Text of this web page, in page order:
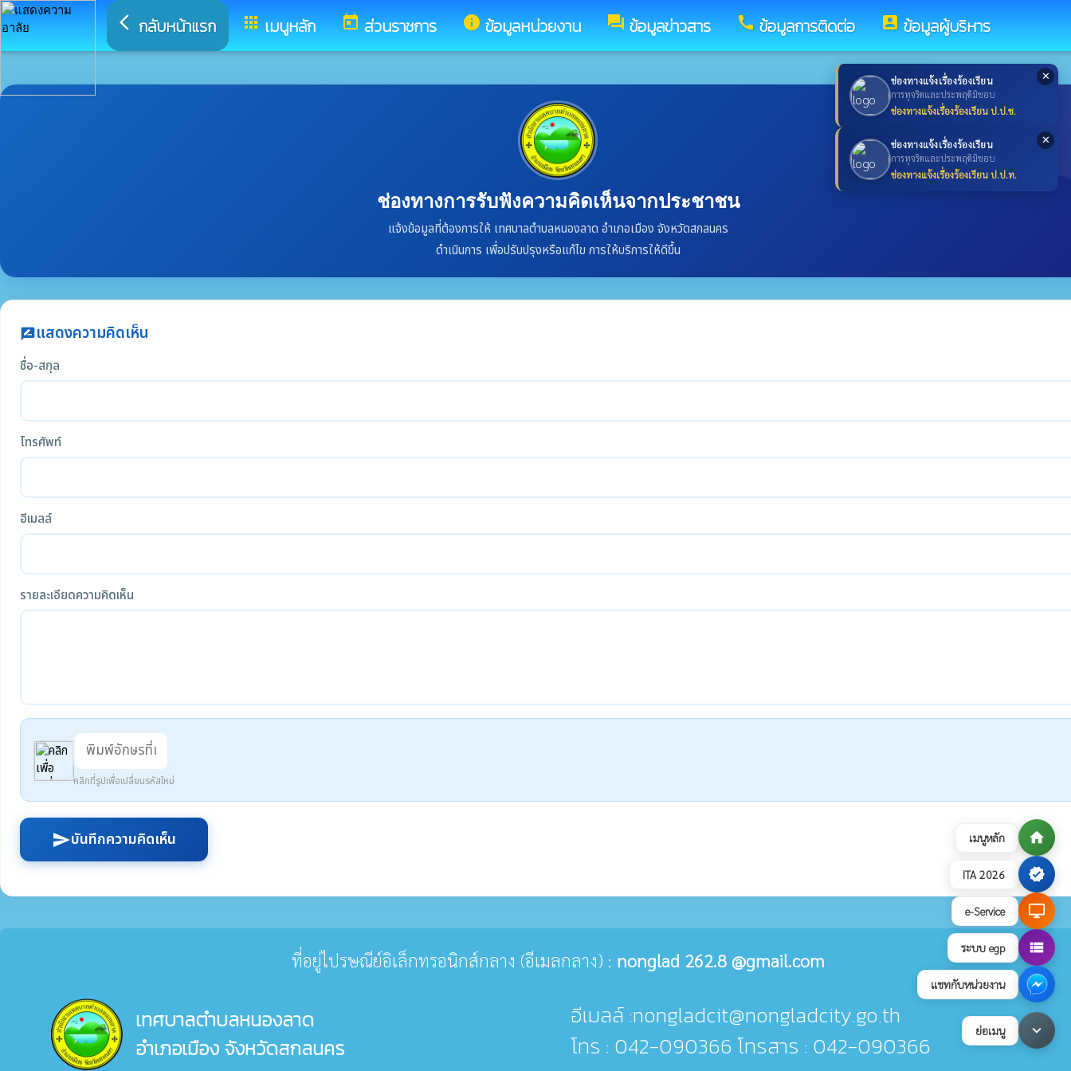
เมนูหลัก home
ITA 2026 verified
e-Service desktop_windows
ระบบ egp view_list
แชทกับหน่วยงาน
ย่อเมนู keyboard_arrow_down
✕
ช่องทางแจ้งเรื่องร้องเรียน
การทุจริตและประพฤติมิชอบ
ช่องทางแจ้งเรื่องร้องเรียน ป.ป.ช.
✕
ช่องทางแจ้งเรื่องร้องเรียน
การทุจริตและประพฤติมิชอบ
ช่องทางแจ้งเรื่องร้องเรียน ป.ป.ท.
arrow_back_ios กลับหน้าแรก apps เมนูหลัก today ส่วนราชการ info ข้อมูลหน่วยงาน forum ข้อมูลข่าวสาร call ข้อมูลการติดต่อ account_box ข้อมูลผู้บริหาร
ช่องทางการรับฟังความคิดเห็นจากประชาชน
แจ้งข้อมูลที่ต้องการให้ เทศบาลตำบลหนองลาด อำเภอเมือง จังหวัดสกลนคร
ดำเนินการ เพื่อปรับปรุงหรือแก้ไข การให้บริการให้ดีขึ้น
rate_reviewแสดงความคิดเห็น
ชื่อ-สกุล
โทรศัพท์
อีเมลล์
รายละเอียดความคิดเห็น
คลิกที่รูปเพื่อเปลี่ยนรหัสใหม่
sendบันทึกความคิดเห็น
ที่อยู่ไปรษณีย์อิเล็กทรอนิกส์กลาง (อีเมลกลาง) : nonglad 262.8 @gmail.com
เทศบาลตำบลหนองลาด
อำเภอเมือง จังหวัดสกลนคร
อีเมลล์ :nongladcit@nongladcity.go.th
โทร : 042-090366 โทรสาร : 042-090366